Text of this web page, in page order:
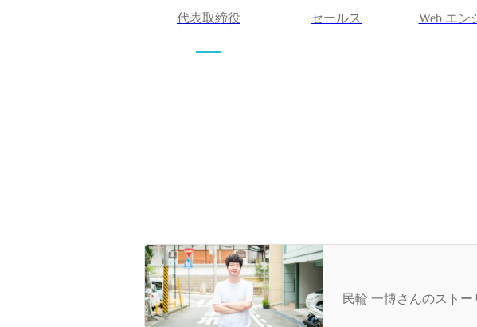
代表取締役 セールス Web エン
なキャラ？創業の裏話
民輪 一博さんのストー